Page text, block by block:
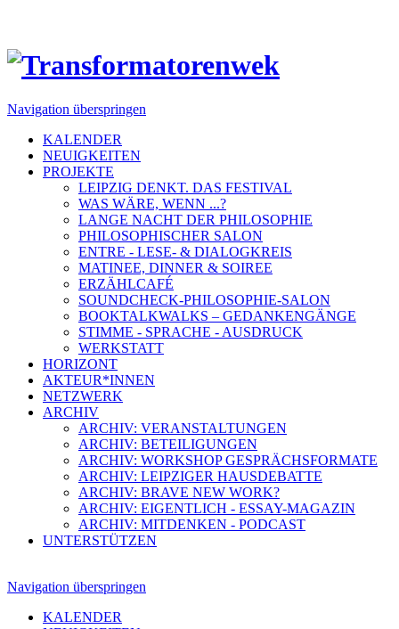
Navigation überspringen
KALENDER
NEUIGKEITEN
PROJEKTE
LEIPZIG DENKT. DAS FESTIVAL
WAS WÄRE, WENN ...?
LANGE NACHT DER PHILOSOPHIE
PHILOSOPHISCHER SALON
ENTRE - LESE- & DIALOGKREIS
MATINEE, DINNER & SOIREE
ERZÄHLCAFÉ
SOUNDCHECK-PHILOSOPHIE-SALON
BOOKTALKWALKS – GEDANKENGÄNGE
STIMME - SPRACHE - AUSDRUCK
WERKSTATT
HORIZONT
AKTEUR*INNEN
NETZWERK
ARCHIV
ARCHIV: VERANSTALTUNGEN
ARCHIV: BETEILIGUNGEN
ARCHIV: WORKSHOP GESPRÄCHSFORMATE
ARCHIV: LEIPZIGER HAUSDEBATTE
ARCHIV: BRAVE NEW WORK?
ARCHIV: EIGENTLICH - ESSAY-MAGAZIN
ARCHIV: MITDENKEN - PODCAST
UNTERSTÜTZEN
Navigation überspringen
KALENDER